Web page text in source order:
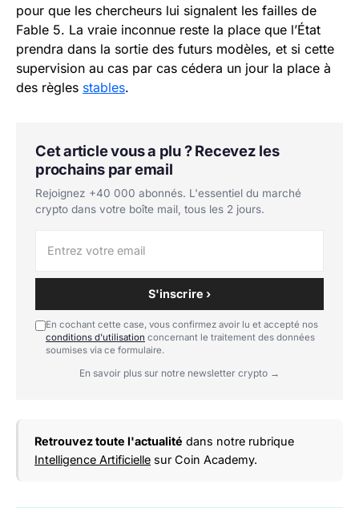
pour que les chercheurs lui signalent les failles de
Fable 5. La vraie inconnue reste la place que l’État
prendra dans la sortie des futurs modèles, et si cette
supervision au cas par cas cédera un jour la place à
des règles stables.
Cet article vous a plu ? Recevez les
prochains par email
Rejoignez +40 000 abonnés. L'essentiel du marché
crypto dans votre boîte mail, tous les 2 jours.
S'inscrire ›
En cochant cette case, vous confirmez avoir lu et accepté nos
conditions d'utilisation concernant le traitement des données
soumises via ce formulaire.
En savoir plus sur notre newsletter crypto →
Retrouvez toute l'actualité dans notre rubrique
Intelligence Artificielle sur Coin Academy.